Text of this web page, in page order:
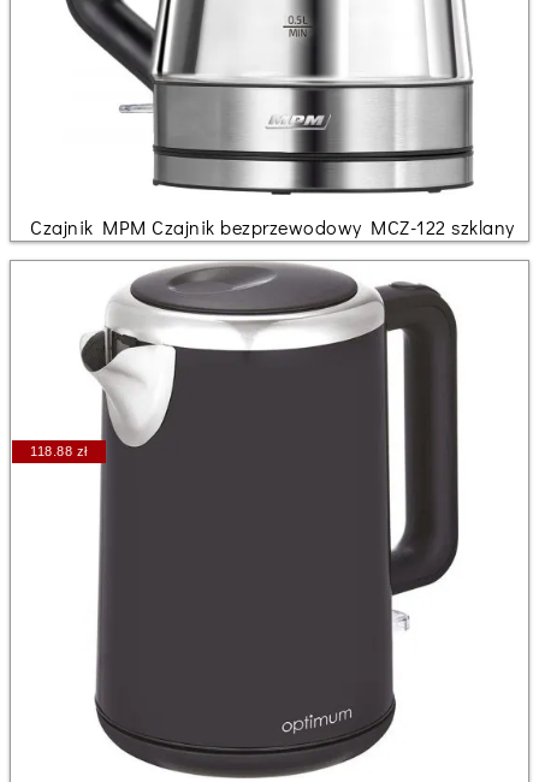
Czajnik MPM Czajnik bezprzewodowy MCZ-122 szklany
118.88 zł